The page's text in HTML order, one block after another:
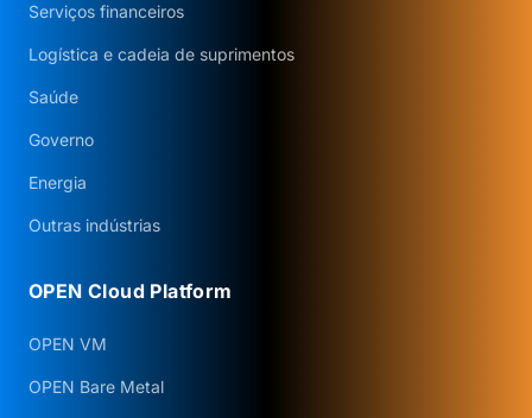
Serviços financeiros
Logística e cadeia de suprimentos
Saúde
Governo
Energia
Outras indústrias
OPEN Cloud Platform
OPEN VM
OPEN Bare Metal